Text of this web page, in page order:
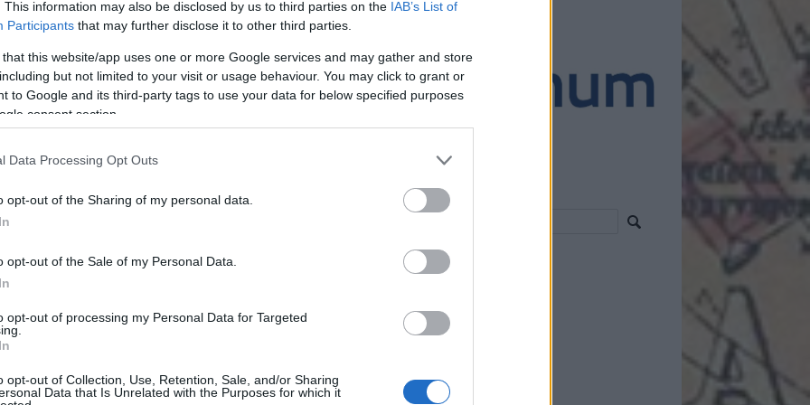
This information may also be disclosed by us to third parties on the IAB’s List of
Participants that may further disclose it to other third parties.
that this website/app uses one or more Google services and may gather and store
but not limited to your visit or usage behaviour. You may click to grant or
to Google and its third-party tags to use your data for below specified purposes
consent section.
Data Processing Opt Outs
opt-out of the Sharing of my personal data.
opt-out of the Sale of my Personal Data.
opt-out of processing my Personal Data for Targeted
opt-out of Collection, Use, Retention, Sale, and/or Sharing
Data that Is Unrelated with the Purposes for which it
meg a gyűjtés, meglehetősen széles körben, néhány
ez Széchenyi eredeti felajánlásának a tízszerese! Az
ben létesített emeletes rakodópartot a Lánchíd két
meg is tudták szerezni. Az akkoriban Kirakodó
az Akadémia építése indította el: a kereskedelmi áruk
ki a Lánchíd pesti hídfőjénél.
vita kiváltója lett a nemzeti önállóságát kereső
a székházat? Mi a magyar nemzeti stílus az
Henszlmann Imrének is szembesülnie kellett.
programjának kidolgozására. Henszlmann -
- a gótika mellett tette le a voksát, miközben
számát, nagyságát, elrendezését és funkcióját
tagjainak azonban nem tetszett a gótika.
Keresés
Kövess!
bejegyzések
Atom